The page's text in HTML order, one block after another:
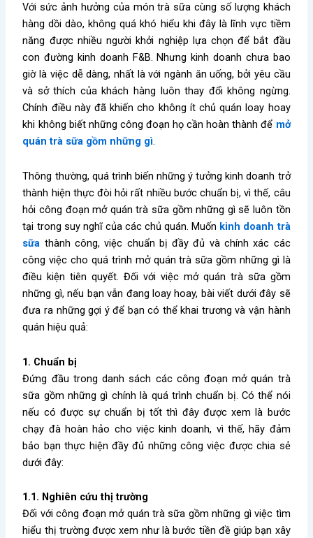
Với sức ảnh hưởng của món trà sữa cùng số lượng khách
hàng dồi dào, không quá khó hiểu khi đây là lĩnh vực tiềm
năng được nhiều người khởi nghiệp lựa chọn để bắt đầu
con đường kinh doanh F&B. Nhưng kinh doanh chưa bao
giờ là việc dễ dàng, nhất là với ngành ăn uống, bởi yêu cầu
và sở thích của khách hàng luôn thay đổi không ngừng.
Chính điều này đã khiến cho không ít chủ quán loay hoay
khi không biết những công đoạn họ cần hoàn thành để mở
quán trà sữa gồm những gì.
Thông thường, quá trình biến những ý tưởng kinh doanh trở
thành hiện thực đòi hỏi rất nhiều bước chuẩn bị, vì thế, câu
hỏi công đoạnmở quán trà sữa gồm những gìsẽ luôn tồn
tại trong suy nghĩ của các chủ quán. Muốn kinh doanh trà
sữa thành công, việc chuẩn bị đầy đủ và chính xác các
công việc cho quá trình mở quán trà sữa gồm những gì là
điều kiện tiên quyết. Đối với việc mở quán trà sữa gồm
những gì, nếu bạn vẫn đang loay hoay, bài viết dưới đây sẽ
đưa ra những gợi ý để bạn có thể khai trương và vận hành
quán hiệu quả:
1. Chuẩn bị
Đứng đầu trong danh sách các công đoạnmở quán trà
sữa gồm những gì chính là quá trình chuẩn bị. Có thể nói
nếu có được sự chuẩn bị tốt thì đây được xem là bước
chạy đà hoàn hảo cho việc kinh doanh, vì thế, hãy đảm
bảo bạn thực hiện đầy đủ những công việc được chia sẻ
dưới đây:
1.1. Nghiên cứu thị trường
Đối với công đoạnmở quán trà sữa gồm những gì việc tìm
hiểu thị trường được xem như là bước tiền đề giúp bạn xây